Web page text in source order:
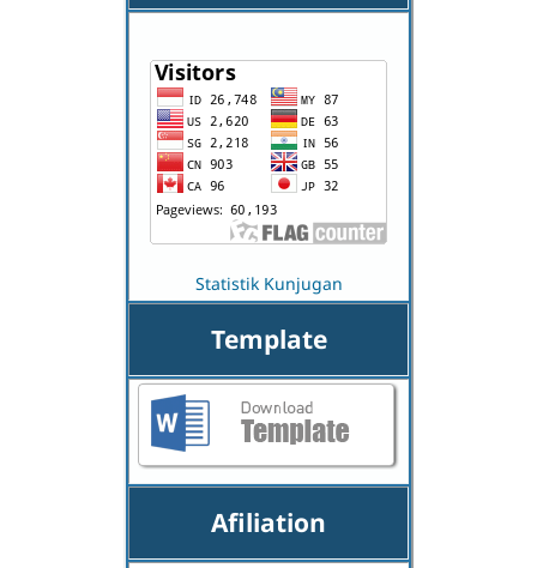
Statistik Kunjugan
Template
Afiliation